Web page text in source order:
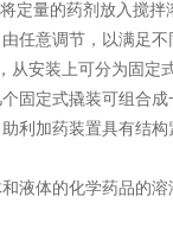
定量的药剂放入搅
任意调节，以满足不
安装上可分为固定
固定式撬装可组合
利加药装置具有结
液体的化学药品的